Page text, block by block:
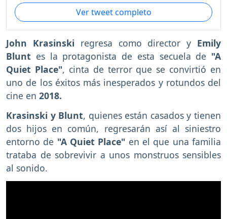
Ver tweet completo
John Krasinski regresa como director y Emily
Blunt es la protagonista de esta secuela de "A
Quiet Place", cinta de terror que se convirtió en
uno de los éxitos más inesperados y rotundos del
cine en 2018.
Krasinski y Blunt, quienes están casados y tienen
dos hijos en común, regresarán así al siniestro
entorno de "A Quiet Place" en el que una familia
trataba de sobrevivir a unos monstruos sensibles
al sonido.